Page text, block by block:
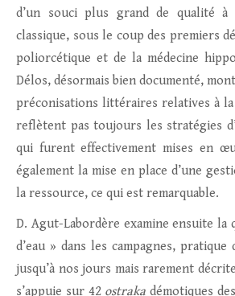
d’un souci plus grand de qualité à
classique, sous le coup des premiers
poliorcétique et de la médecine
Délos, désormais bien documenté,
préconisations littéraires relatives à la
reflètent pas toujours les stratégies
qui furent effectivement mises en
également la mise en place d’une
la ressource, ce qui est remarquable.
D. Agut-Labordère examine ensuite la
d’eau » dans les campagnes,
jusqu’à nos jours mais rarement
s’appuie sur 42 ostraka démotiques